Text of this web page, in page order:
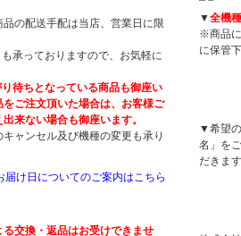
の配送手配は当店、営業日に限
承っておりますので、お気軽に
待ちとなっている商品も御座い
をご注文頂いた場合は、お客様ご
来ない場合も御座います。
ャンセル及び機種の変更も承り
届け日についてのご案内はこちら
る交換・返品はお受けできませ
▼全機
※商品
に保管
▼希望
名」を
だきま